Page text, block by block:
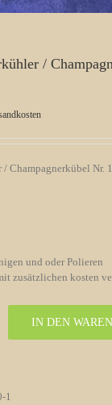
/
Champagnerkübel Nr. 1
und oder Polieren
zusätzlichen kosten
IN DEN
1